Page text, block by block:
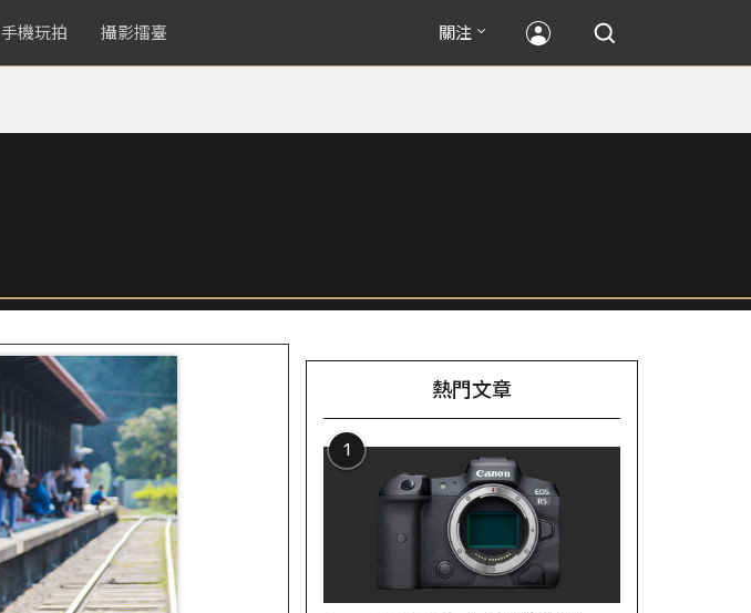
手機玩拍 攝影擂臺 關注
熱門文章
1